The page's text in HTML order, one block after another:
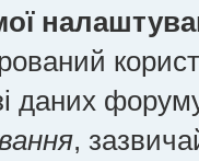
даних
,